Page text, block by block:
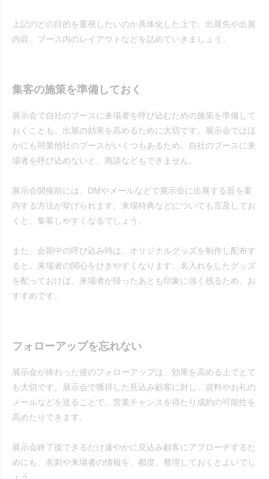
上記のどの目的を重視したいのか具体化した上で、出展先や出展
内容、ブース内のレイアウトなどを詰めていきましょう。
集客の施策を準備しておく
展示会で自社のブースに来場者を呼び込むための施策を準備して
おくことも、出展の効果を高めるために大切です。展示会ではほ
かにも同業他社のブースがいくつもあるため、自社のブースに来
場者を呼び込めないと、商談などもできません。
展示会開催前には、DMやメールなどで展示会に出展する旨を案
内する方法が挙げられます。来場特典などについても言及してお
くと、集客しやすくなるでしょう。
また、会期中の呼び込み時は、オリジナルグッズを制作し配布す
ると、来場者の関心をひきやすくなります。名入れをしたグッズ
を配っておけば、来場者が帰ったあとも印象に強く残るため、お
すすめです。
フォローアップを忘れない
展示会が終わった後のフォローアップは、効果を高める上でとて
も大切です。展示会で獲得した見込み顧客に対し、資料やお礼の
メールなどを送ることで、営業チャンスを得たり成約の可能性を
高めたりできます。
展示会終了後できるだけ速やかに見込み顧客にアプローチするた
めにも、名刺や来場者の情報を、都度、整理しておくとよいでし